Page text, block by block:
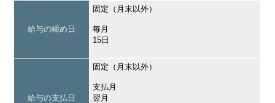
給与の締め日
固定（月末以外）
毎月
15日
給与の支払日
固定（月末以外）
支払月
翌月